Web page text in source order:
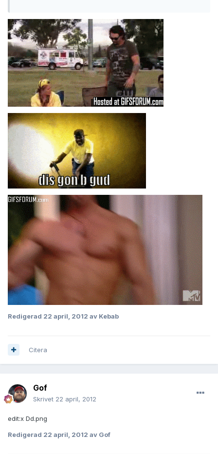
Redigerad 22 april, 2012 av Kebab
Citera
Gof
Skrivet 22 april, 2012
edit:x Dd.png
Redigerad 22 april, 2012 av Gof